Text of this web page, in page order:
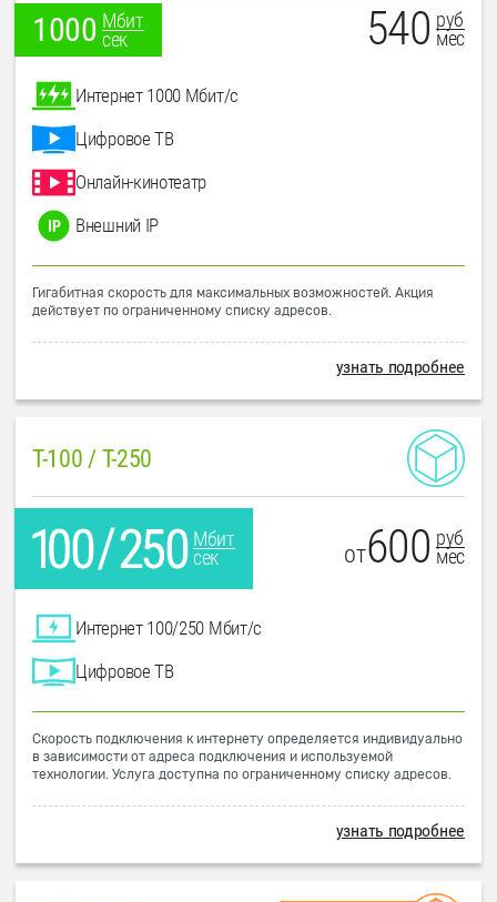
1000 Мбит
сек
540 руб
мес
Интернет 1000 Мбит/с
Цифровое ТВ
Онлайн-кинотеатр
Внешний IP
Гигабитная скорость для максимальных возможностей. Акция
действует по ограниченному списку адресов.
узнать подробнее
T-100 / T-250
Мбит
сек
от600 руб
мес
Интернет 100/250 Мбит/с
Цифровое ТВ
Скорость подключения к интернету определяется индивидуально
в зависимости от адреса подключения и используемой
технологии. Услуга доступна по ограниченному списку адресов.
узнать подробнее